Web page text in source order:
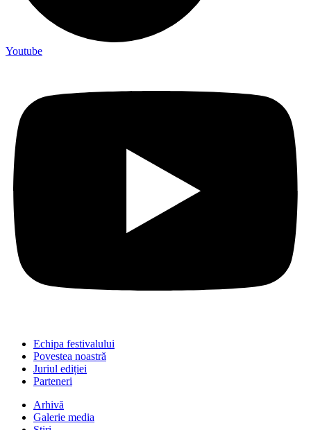
Youtube
Echipa festivalului
Povestea noastră
Juriul ediției
Parteneri
Arhivă
Galerie media